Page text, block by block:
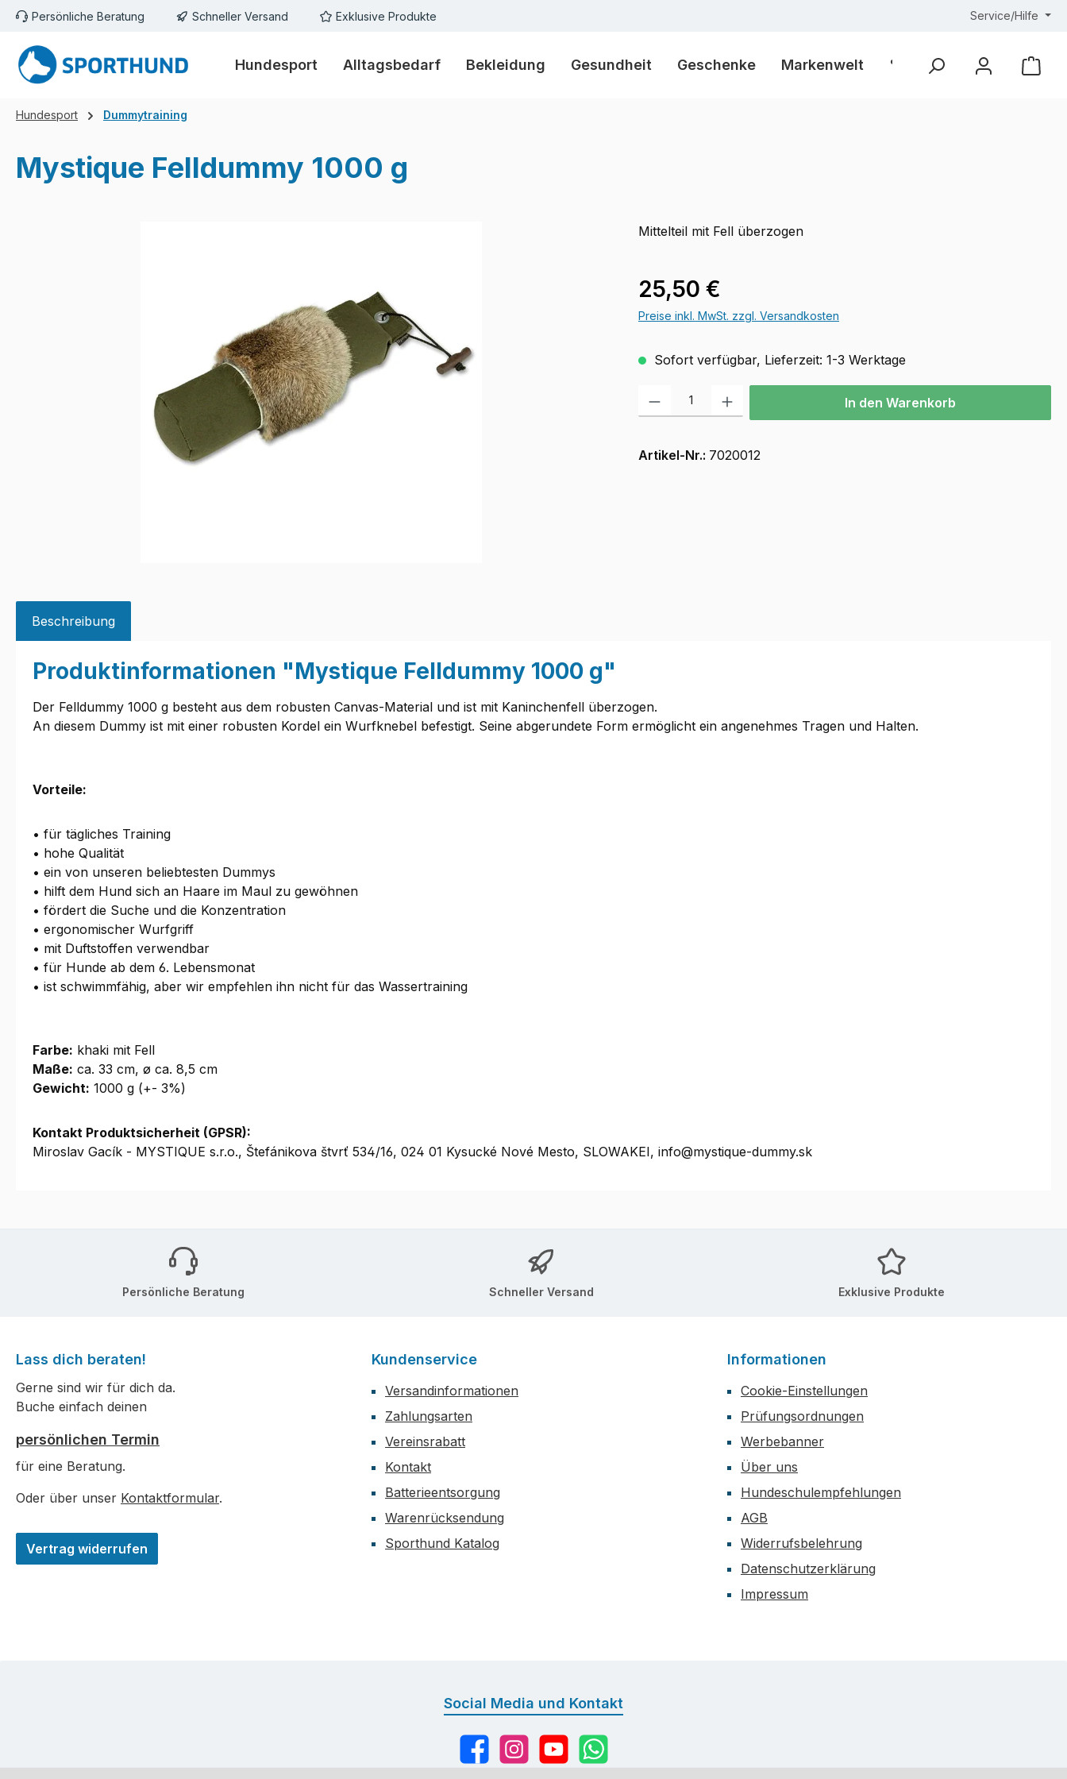
Hauptinhalt springen
Zur Suche springen
Zur Hauptnavigation springen
Persönliche Beratung Schneller Versand Exklusive Produkte Service/Hilfe
Hundesport Alltagsbedarf Bekleidung Gesundheit Geschenke Markenwelt % Outlet %
Hundesport Dummytraining
Mystique Felldummy 1000 g
Mittelteil mit Fell überzogen
Regulärer Preis:
25,50 €
Preise inkl. MwSt. zzgl. Versandkosten
Sofort verfügbar, Lieferzeit: 1-3 Werktage
Produkt Anzahl: Gib den gewünschten Wert ein oder benutze die Schaltflächen
In den Warenkorb
Artikel-Nr.: 7020012
Beschreibung
Produktinformationen "Mystique Felldummy 1000 g"
Der Felldummy 1000 g besteht aus dem robusten Canvas-Material und ist mit Kaninchenfell überzogen.
An diesem Dummy ist mit einer robusten Kordel ein Wurfknebel befestigt. Seine abgerundete Form ermöglicht ein angenehmes Tragen und Halten.
Vorteile:
• für tägliches Training
• hohe Qualität
• ein von unseren beliebtesten Dummys
• hilft dem Hund sich an Haare im Maul zu gewöhnen
• fördert die Suche und die Konzentration
• ergonomischer Wurfgriff
• mit Duftstoffen verwendbar
• für Hunde ab dem 6. Lebensmonat
• ist schwimmfähig, aber wir empfehlen ihn nicht für das Wassertraining
Farbe: khaki mit Fell
Maße: ca. 33 cm, ø ca. 8,5 cm
Gewicht: 1000 g (+- 3%)
Kontakt Produktsicherheit (GPSR):
Miroslav Gacík - MYSTIQUE s.r.o., Štefánikova štvrť 534/16, 024 01 Kysucké Nové Mesto, SLOWAKEI, info@mystique-dummy.sk
Persönliche Beratung Schneller Versand Exklusive Produkte
Lass dich beraten!
Gerne sind wir für dich da.
Buche einfach deinen
persönlichen Termin
für eine Beratung.
Oder über unser Kontaktformular.
Vertrag widerrufen
Kundenservice
Versandinformationen
Zahlungsarten
Vereinsrabatt
Kontakt
Batterieentsorgung
Warenrücksendung
Sporthund Katalog
Informationen
Cookie-Einstellungen
Prüfungsordnungen
Werbebanner
Über uns
Hundeschulempfehlungen
AGB
Widerrufsbelehrung
Datenschutzerklärung
Impressum
Social Media und Kontakt
FacebookInstagramYouTubeWhatsApp